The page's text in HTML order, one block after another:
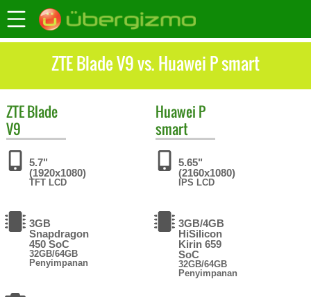
ZTE Blade V9 vs. Huawei P smart
ZTEBlade
V9
5.7"
(1920x1080)
TFT LCD
3GB
Snapdragon
450 SoC
32GB/64GB
Penyimpanan
Huawei P
smart
5.65"
(2160x1080)
IPS LCD
3GB/4GB
HiSilicon
Kirin 659
SoC
32GB/64GB
Penyimpanan